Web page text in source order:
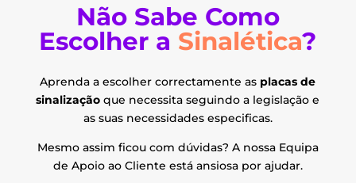
Não Sabe Como
Escolher a Sinalética?
Aprenda a escolher correctamente as placas de
sinalização que necessita seguindo a legislação e
as suas necessidades especificas.
Mesmo assim ficou com dúvidas? A nossa Equipa
de Apoio ao Cliente está ansiosa por ajudar.